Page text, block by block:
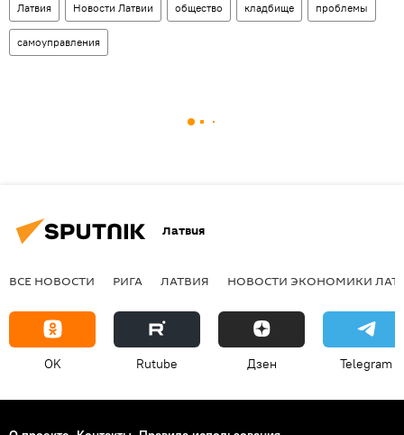
Латвия Новости Латвии общество кладбище проблемы
самоуправления
Латвия
ВСЕ НОВОСТИ РИГА ЛАТВИЯ НОВОСТИ ЭКОНОМИКИ
OK Rutube Дзен Telegram